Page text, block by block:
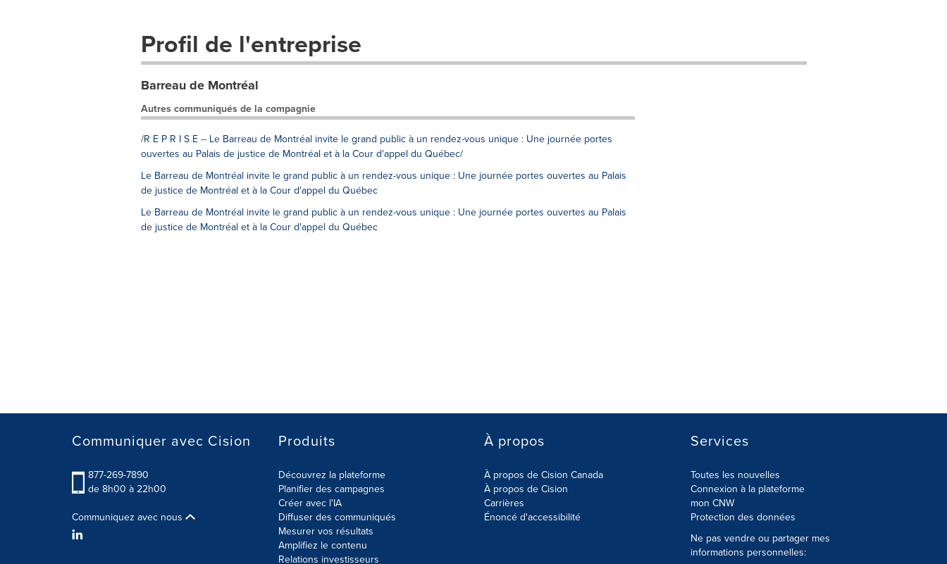
Profil de l'entreprise
Barreau de Montréal
Autres communiqués de la compagnie
/R E P R I S E -- Le Barreau de Montréal invite le grand public à un rendez-vous unique : Une journée portes
ouvertes au Palais de justice de Montréal et à la Cour d'appel du Québec/
Le Barreau de Montréal invite le grand public à un rendez-vous unique : Une journée portes ouvertes au Palais
de justice de Montréal et à la Cour d'appel du Québec
Le Barreau de Montréal invite le grand public à un rendez-vous unique : Une journée portes ouvertes au Palais
de justice de Montréal et à la Cour d'appel du Québec
Communiquer avec Cision
877-269-7890
de 8h00 à 22h00
Communiquez avec nous
Produits
Découvrez la plateforme
Planifier des campagnes
Créer avec l'IA
Diffuser des communiqués
Mesurer vos résultats
Amplifiez le contenu
Relations investisseurs
À propos
À propos de Cision Canada
À propos de Cision
Carrières
Énoncé d'accessibilité
Services
Toutes les nouvelles
Connexion à la plateforme
mon CNW
Protection des données
Ne pas vendre ou partager mes
informations personnelles: